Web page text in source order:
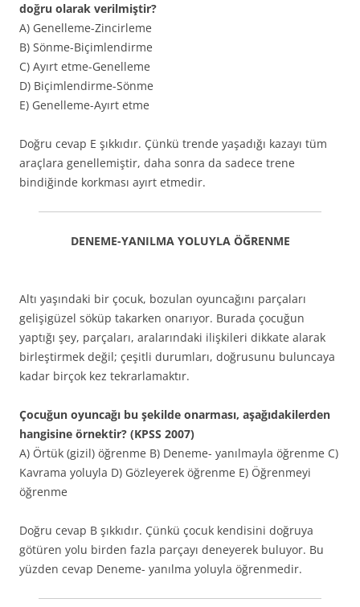
doğru olarak verilmiştir?
A) Genelleme-Zincirleme
B) Sönme-Biçimlendirme
C) Ayırt etme-Genelleme
D) Biçimlendirme-Sönme
E) Genelleme-Ayırt etme
Doğru cevap E şıkkıdır. Çünkü trende yaşadığı kazayı tüm
araçlara genellemiştir, daha sonra da sadece trene
bindiğinde korkması ayırt etmedir.
DENEME-YANILMA YOLUYLA ÖĞRENME
Altı yaşındaki bir çocuk, bozulan oyuncağını parçaları
gelişigüzel söküp takarken onarıyor. Burada çocuğun
yaptığı şey, parçaları, aralarındaki ilişkileri dikkate alarak
birleştirmek değil; çeşitli durumları, doğrusunu buluncaya
kadar birçok kez tekrarlamaktır.
Çocuğun oyuncağı bu şekilde onarması, aşağıdakilerden
hangisine örnektir? (KPSS 2007)
A) Örtük (gizil) öğrenme B) Deneme- yanılmayla öğrenme C)
Kavrama yoluyla D) Gözleyerek öğrenme E) Öğrenmeyi
öğrenme
Doğru cevap B şıkkıdır. Çünkü çocuk kendisini doğruya
götüren yolu birden fazla parçayı deneyerek buluyor. Bu
yüzden cevap Deneme- yanılma yoluyla öğrenmedir.